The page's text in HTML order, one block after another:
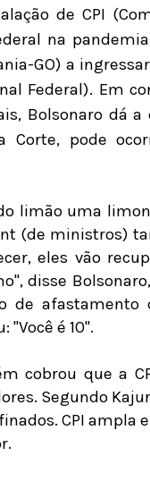
de CPI
na
GO) a
Federal). Em
Bolsonaro dá
Corte, pode
limão uma
(de ministros)
eles vão
disse
de afastamento
"Você é 10".
cobrou que a
Segundo
CPI